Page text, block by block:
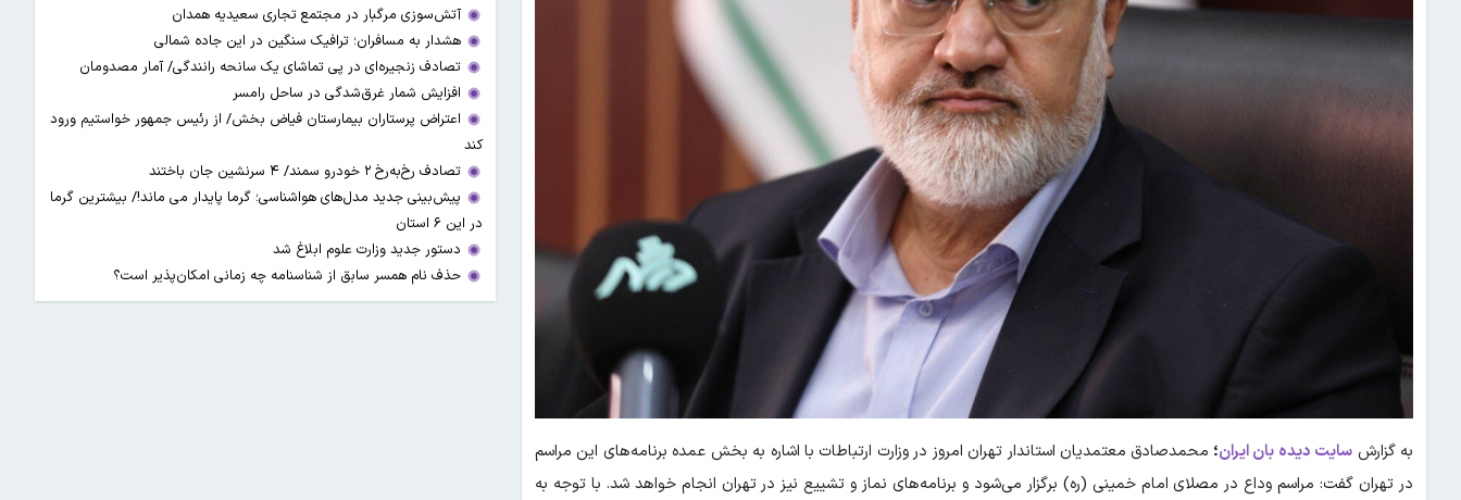
به گزارش سایت دیده بان ایران؛ محمدصادق معتمدیان استاندار تهران امروز در وزارت ارتباطات با اشاره به بخش عمده برنامه‌های این مراسم
در تهران گفت: مراسم وداع در مصلای امام خمینی (ره) برگزار می‌شود و برنامه‌های نماز و تشییع نیز در تهران انجام خواهد شد. با توجه به
آتش‌سوزی مرگبار در مجتمع تجاری سعیدیه همدان
هشدار به مسافران؛ ترافیک سنگین در این جاده شمالی
تصادف زنجیره‌ای در پی تماشای یک سانحه رانندگی/ آمار مصدومان
افزایش شمار غرق‌شدگی در ساحل رامسر
اعتراض پرستاران بیمارستان فیاض بخش/ از رئیس جمهور خواستیم ورود
کند
تصادف رخ‌به‌رخ ۲ خودرو سمند/ ۴ سرنشین جان باختند
پیش‌بینی جدید مدل‌های هواشناسی؛ گرما پایدار می ماند!/ بیشترین گرما
در این ۶ استان
دستور جدید وزارت علوم ابلاغ شد
حذف نام همسر سابق از شناسنامه چه زمانی امکان‌پذیر است؟